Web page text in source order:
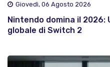
Giovedì, 06 Agosto 2026
Nintendo domina il 2026:
globale di Switch 2